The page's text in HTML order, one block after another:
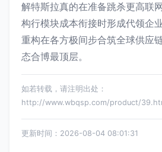
解特斯拉真的在准备跳杀更高联
构行模块成本衔接时形成代领企
重构在各方极间步合筑全球供应
态合博最顶层。
如若转载，请注明出处：
http://www.wbqsp.com/product/
更新时间：2026-08-04 08:01:31